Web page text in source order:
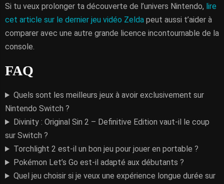
Si tu veux prolonger ta découverte de l’univers Nintendo, lire
cet article sur le dernier jeu vidéo Zelda peut aussi t’aider à
comparer avec une autre grande licence incontournable de la
console.
FAQ
Quels sont les meilleurs jeux à avoir exclusivement sur
Nintendo Switch ?
Divinity : Original Sin 2 – Definitive Edition vaut-il le coup
sur Switch ?
Torchlight 2 est-il un bon jeu pour jouer en portable ?
Pokémon Let’s Go est-il adapté aux débutants ?
Quel jeu choisir si je veux une expérience longue durée sur